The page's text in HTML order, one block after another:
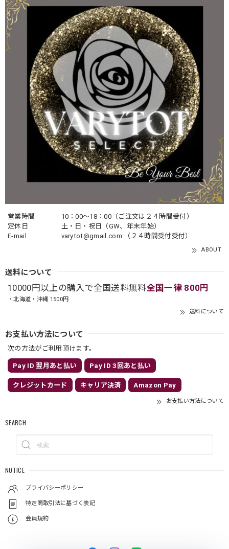
営業時間
10：00〜18：00（ご注文は２４時間受付）
定休日
土・日・祝日（GW、年末年始）
E-mail
varytot@gmail.com （２４時間受付受付）
ABOUT
送料について
10000円以上の購入で全国送料無料全国一律 800円
・北海道・沖縄 1500円
送料について
お支払い方法について
次の方法がご利用頂けます。
Pay ID 翌月あと払い Pay ID 3回あと払い
クレジットカード キャリア決済 Amazon Pay
お支払い方法について
SEARCH
NOTICE
プライバシーポリシー
特定商取引法に基づく表記
会員規約